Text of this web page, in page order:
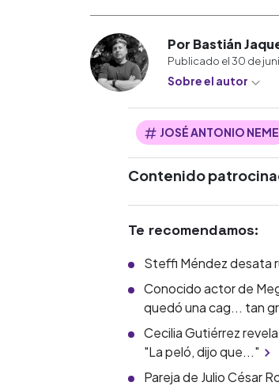
Por Bastián
Publicado el30 de
Sobre el autor
JOSÉ ANTONIO NEME
Contenido
Te recomendamos:
Steffi Méndez desata
Conocido actor de
quedó una cag... tan
Cecilia Gutiérrez
"La peló, dijo que..."
Pareja de Julio César